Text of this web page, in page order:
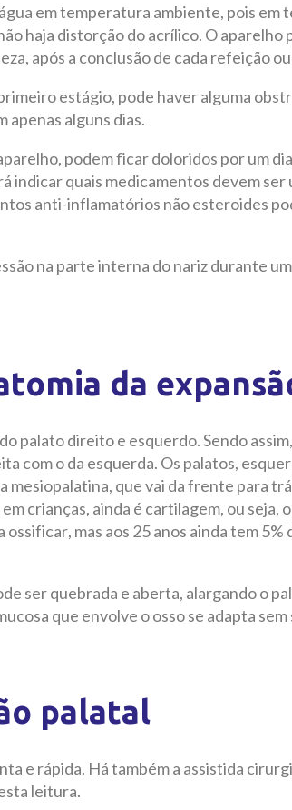
em temperatura ambiente, pois em
haja distorção do acrílico. O aparelho
após a conclusão de cada refeição
estágio, pode haver alguma
apenas alguns dias.
podem ficar doloridos por um
indicar quais medicamentos devem ser
anti-inflamatórios não esteroides
na parte interna do nariz durante
da
palato direito e esquerdo. Sendo
com o da esquerda. Os palatos,
que vai da frente para
crianças, ainda é cartilagem, ou seja,
mas aos 25 anos ainda tem 5%
ser quebrada e aberta, alargando o
que envolve o osso se adapta sem
palatal
e rápida. Há também a assistida
leitura.